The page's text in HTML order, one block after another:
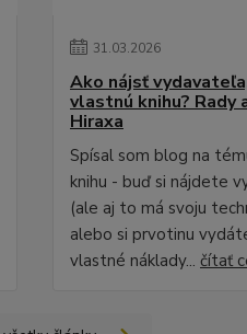
31.03.2026
Ako nájsť
vlastnú knihu? Rady
Hiraxa
Spísal som blog na
knihu - buď si nájdete
(ale aj to má svoju
alebo si prvotinu
vlastné náklady... čítať